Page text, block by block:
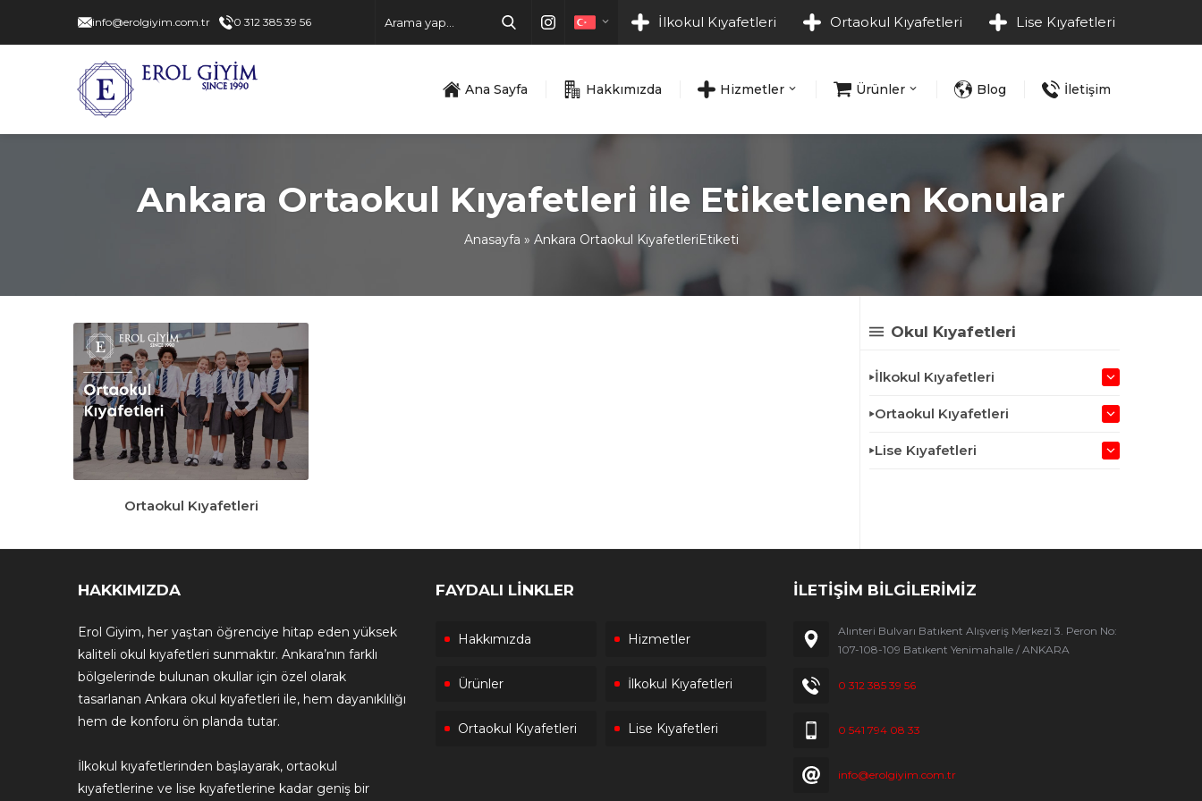
info@erolgiyim.com.tr 0 312 385 39 56 İlkokul Kıyafetleri Ortaokul Kıyafetleri Lise Kıyafetleri
Ana Sayfa Hakkımızda Hizmetler Ürünler Blog İletişim
Ankara Ortaokul Kıyafetleri ile Etiketlenen Konular
Anasayfa » Ankara Ortaokul KıyafetleriEtiketi
Ortaokul Kıyafetleri
Okul Kıyafetleri
İlkokul Kıyafetleri
Ortaokul Kıyafetleri
Lise Kıyafetleri
HAKKIMIZDA
Erol Giyim, her yaştan öğrenciye hitap eden yüksek
kaliteli okul kıyafetleri sunmaktır. Ankara’nın farklı
bölgelerinde bulunan okullar için özel olarak
tasarlanan Ankara okul kıyafetleri ile, hem dayanıklılığı
hem de konforu ön planda tutar.
İlkokul kıyafetlerinden başlayarak, ortaokul
kıyafetlerine ve lise kıyafetlerine kadar geniş bir
FAYDALI LİNKLER
Hakkımızda Hizmetler
Ürünler İlkokul Kıyafetleri
Ortaokul Kıyafetleri Lise Kıyafetleri
İLETİŞİM BİLGİLERİMİZ
Alınteri Bulvarı Batıkent Alışveriş Merkezi 3. Peron No:
107-108-109 Batıkent Yenimahalle / ANKARA
0 312 385 39 56
0 541 794 08 33
info@erolgiyim.com.tr